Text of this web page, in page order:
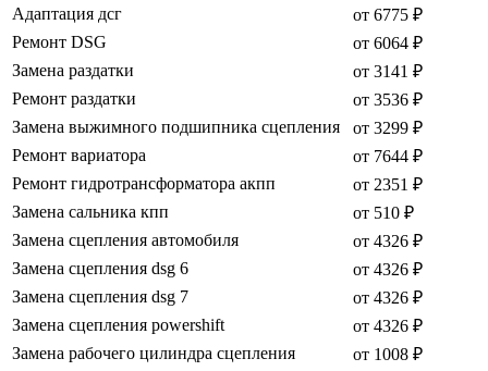
Адаптация дсг
от 6775 ₽
Ремонт DSG
от 6064 ₽
Замена раздатки
от 3141 ₽
Ремонт раздатки
от 3536 ₽
Замена выжимного подшипника сцепления
от 3299 ₽
Ремонт вариатора
от 7644 ₽
Ремонт гидротрансформатора акпп
от 2351 ₽
Замена сальника кпп
от 510 ₽
Замена сцепления автомобиля
от 4326 ₽
Замена сцепления dsg 6
от 4326 ₽
Замена сцепления dsg 7
от 4326 ₽
Замена сцепления powershift
от 4326 ₽
Замена рабочего цилиндра сцепления
от 1008 ₽